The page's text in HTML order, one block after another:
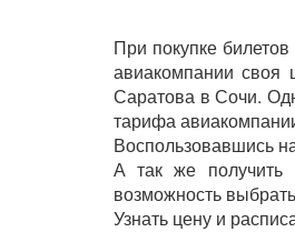
При покупке
авиакомпании
Саратова в Сочи.
тарифа
Воспользовавшись
А так же получить
возможность
Узнать цену и